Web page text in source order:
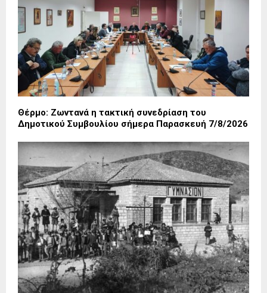
Θέρμο: Ζωντανά η τακτική συνεδρίαση του
Δημοτικού Συμβουλίου σήμερα Παρασκευή 7/8/2026